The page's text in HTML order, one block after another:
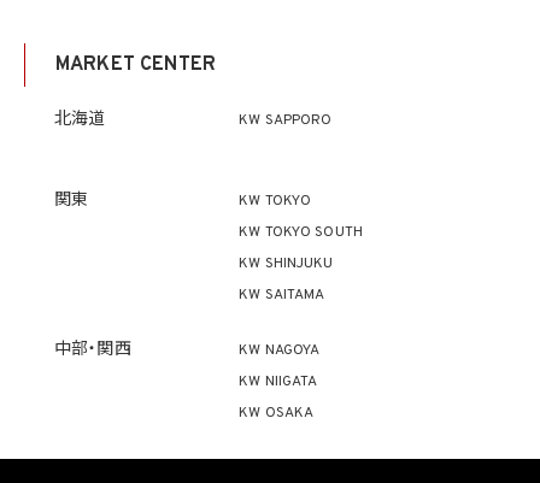
MARKET CENTER
北海道 KW SAPPORO
関東
KW TOKYO
KW TOKYO SOUTH
KW SHINJUKU
KW SAITAMA
中部・関西
KW NAGOYA
KW NIIGATA
KW OSAKA